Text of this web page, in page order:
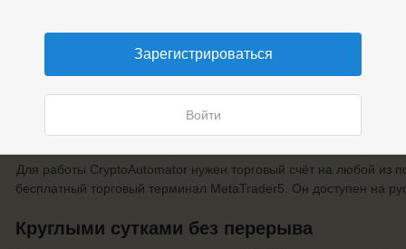
Зарегистрироваться
Войти
Мало иметь свою стратегию, её ещё нужно строго исполнять.
концентрацию и твердую руку — в любой ситуации. Нужно ли
CryptoAutomator идеальный трейдер: действует молниеносно
100% автоматически, от поиска точки входа до закрытия сделки.
Работает с бесплатным торговым
Для работы CryptoAutomator нужен торговый счёт на любой из
бесплатный торговый терминал MetaTrader5. Он доступен на
Круглыми сутками без перерыва